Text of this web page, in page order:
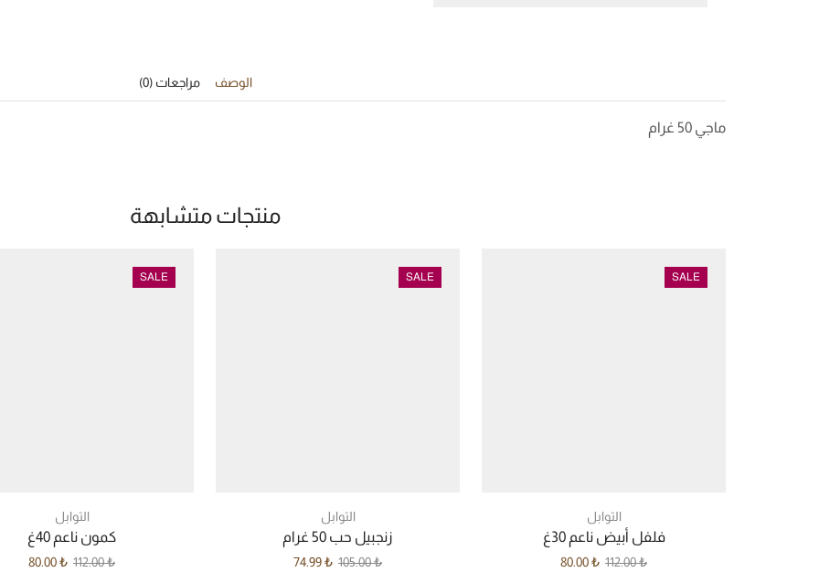
الوصف مراجعات (0)
ماجي 50 غرام
منتجات متشابهة
SALE
التوابل
فلفل أبيض ناعم 30غ
112.00₺
80.00₺
SALE
التوابل
زنجبيل حب 50 غرام
105.00₺
74.99₺
SALE
التوابل
كمون ناعم 40غ
112.00₺
80.00₺